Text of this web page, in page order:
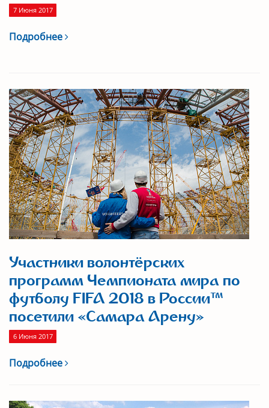
7 Июня 2017
Подробнее
Участники волонтёрских
программ Чемпионата мира по
футболу FIFA 2018 в России™
посетили «Самара Арену»
6 Июня 2017
Подробнее